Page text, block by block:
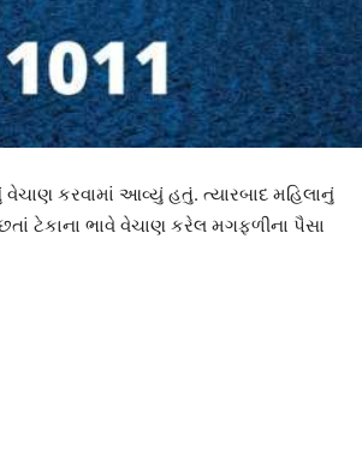
વેચાણ કરવામાં આવ્યું હતું. ત્યારબાદ મહિલાનું
ટેકાના ભાવે વેચાણ કરેલ મગફળીના પૈસા